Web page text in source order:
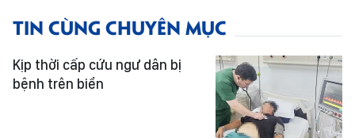
TIN CÙNG CHUYÊN MỤC
Kịp thời cấp cứu ngư dân bị
bệnh trên biển